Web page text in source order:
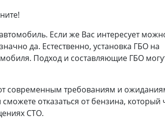
Если же Вас интересует
да. Естественно, установка ГБО на
Подход и составляющие ГБО
современным требованиям и
отказаться от бензина, который
СТО.